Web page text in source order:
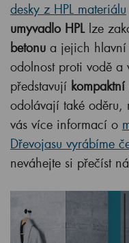
desky z HPL materiálu
umyvadlo HPLlze
betonu a jejich hlavní
odolnost proti vodě a
představují kompaktní
odolávají také oděru,
vás více informací o
Dřevojasu vyrábíme
neváhejte si přečíst